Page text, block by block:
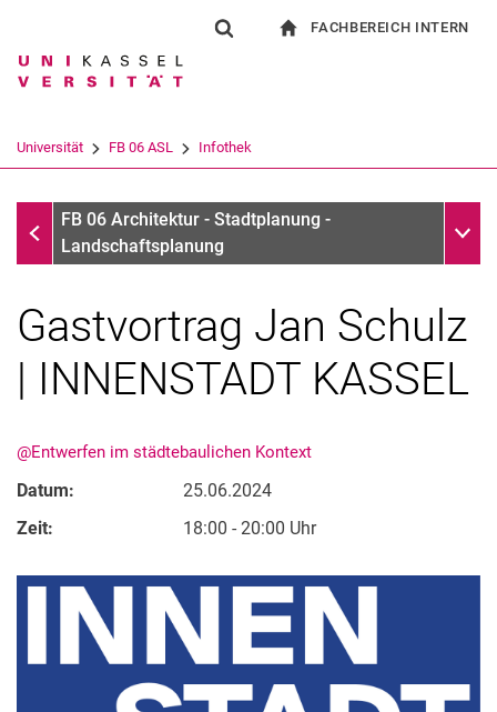
Springe direkt zu: Inhalt
Springe direkt zu: Suche
Springe direkt zu:
Suchbegriff
Suchen (öffnet externen Link in einem
FACHBEREICH INTERN
Universität FB 06 ASL Infothek
InfothekFB 06 Architektur - Stadtplanung -
Landschaftsplanung
Gastvortrag Jan Schulz
| INNENSTADT KASSEL
@Entwerfen im städtebaulichen Kontext
Datum:
25.06.2024
Zeit:
18:00 - 20:00 Uhr